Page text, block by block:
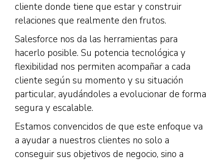
cliente donde tiene que estar y construir
relaciones que realmente den frutos.
Salesforce nos da las herramientas para
hacerlo posible. Su potencia tecnológica y
flexibilidad nos permiten acompañar a cada
cliente según su momento y su situación
particular, ayudándoles a evolucionar de forma
segura y escalable.
Estamos convencidos de que este enfoque va
a ayudar a nuestros clientes no solo a
conseguir sus objetivos de negocio, sino a